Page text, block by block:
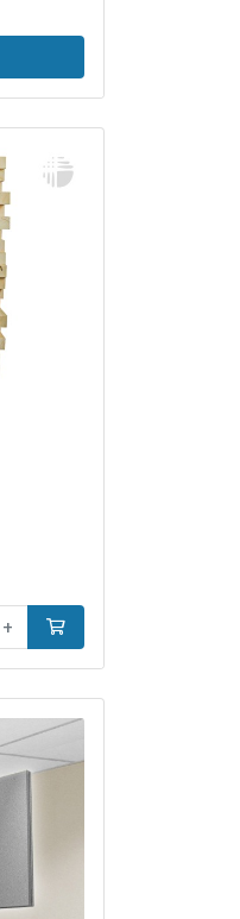
+ In winkelwagen